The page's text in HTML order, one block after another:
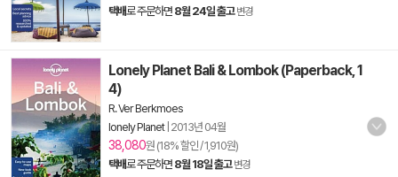
택배로 주문하면 8월 24일 출고 변경
Lonely Planet Bali & Lombok (Paperback, 1
4)
R. Ver Berkmoes
lonely Planet| 2013년 04월
38,080원 (18% 할인 / 1,910원)
택배로 주문하면 8월 18일 출고 변경